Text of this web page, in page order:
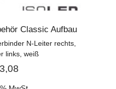
Classic Aufbau
N-Leiter rechts,
links, weiß